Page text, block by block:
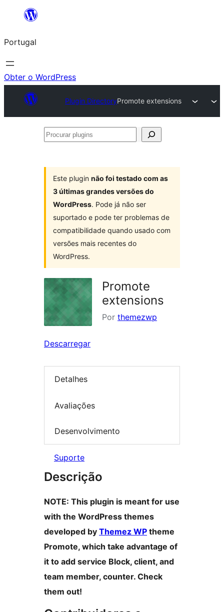
Saltar
o
conteúdo
Portugal
Obter o WordPress
Plugin DirectoryPromote extensions
Procurar
Este plugin não foi testado com as
3 últimas grandes versões do
WordPress. Pode já não ser
suportado e pode ter problemas de
compatibilidade quando usado com
versões mais recentes do
WordPress.
Promote
extensions
Por themezwp
Descarregar
Detalhes
Avaliações
Desenvolvimento
Suporte
Descrição
NOTE: This plugin is meant for use
with the WordPress themes
developed by Themez WP theme
Promote, which take advantage of
it to add service Block, client, and
team member, counter. Check
them out!